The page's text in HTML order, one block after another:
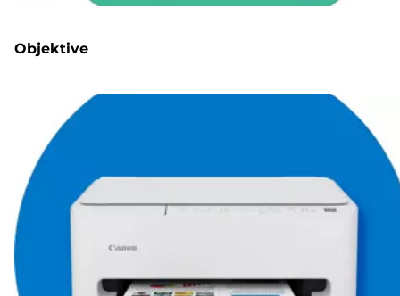
Objektive